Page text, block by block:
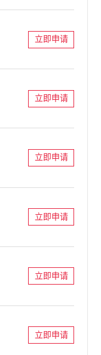
立即申请
立即申请
立即申请
立即申请
立即申请
立即申请